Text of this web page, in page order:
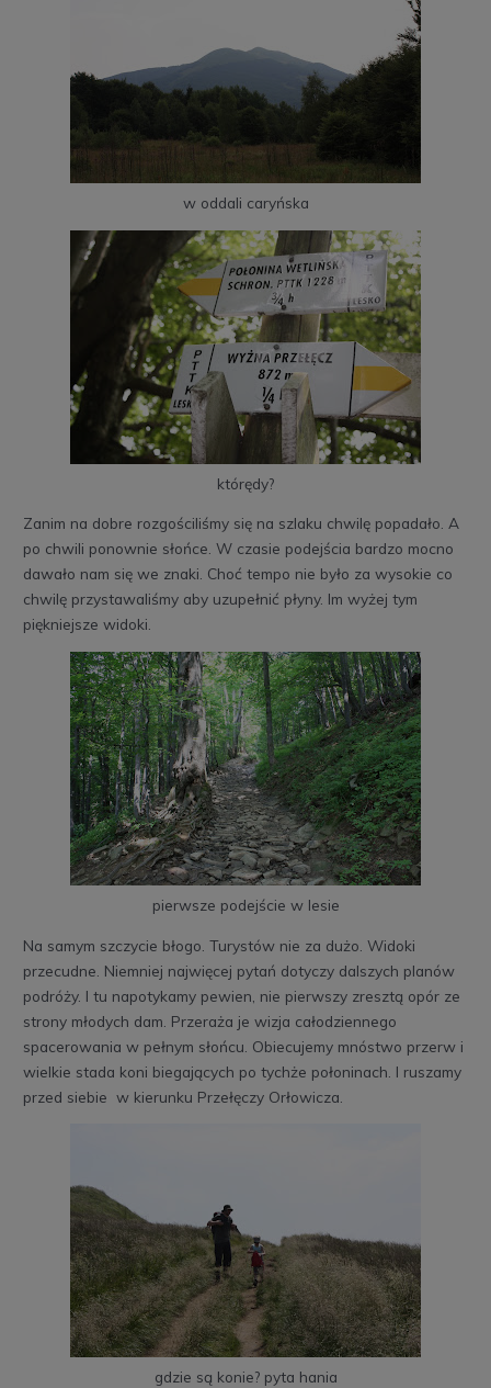
w oddali caryńska
którędy?
Zanim na dobre rozgościliśmy się na szlaku chwilę popadało. A
po chwili ponownie słońce. W czasie podejścia bardzo mocno
dawało nam się we znaki. Choć tempo nie było za wysokie co
chwilę przystawaliśmy aby uzupełnić płyny. Im wyżej tym
piękniejsze widoki.
pierwsze podejście w lesie
Na samym szczycie błogo. Turystów nie za dużo. Widoki
przecudne. Niemniej najwięcej pytań dotyczy dalszych planów
podróży. I tu napotykamy pewien, nie pierwszy zresztą opór ze
strony młodych dam. Przeraża je wizja całodziennego
spacerowania w pełnym słońcu. Obiecujemy mnóstwo przerw i
wielkie stada koni biegających po tychże połoninach. I ruszamy
przed siebie w kierunku Przełęczy Orłowicza.
gdzie są konie? pyta hania